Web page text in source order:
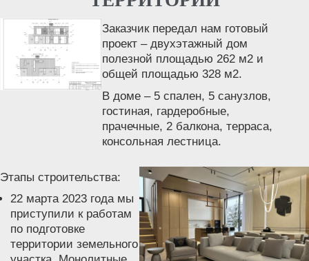
Заказчик передал нам готовый
проект – двухэтажный дом
полезной площадью 262 м2 и
общей площадью 328 м2.
В доме – 5 спален, 5 санузлов,
гостиная, гардеробные,
прачечные, 2 балкона, терраса,
консольная лестница.
Этапы строительства:
22 марта 2023 года мы
приступили к работам
по подготовке
территории земельного